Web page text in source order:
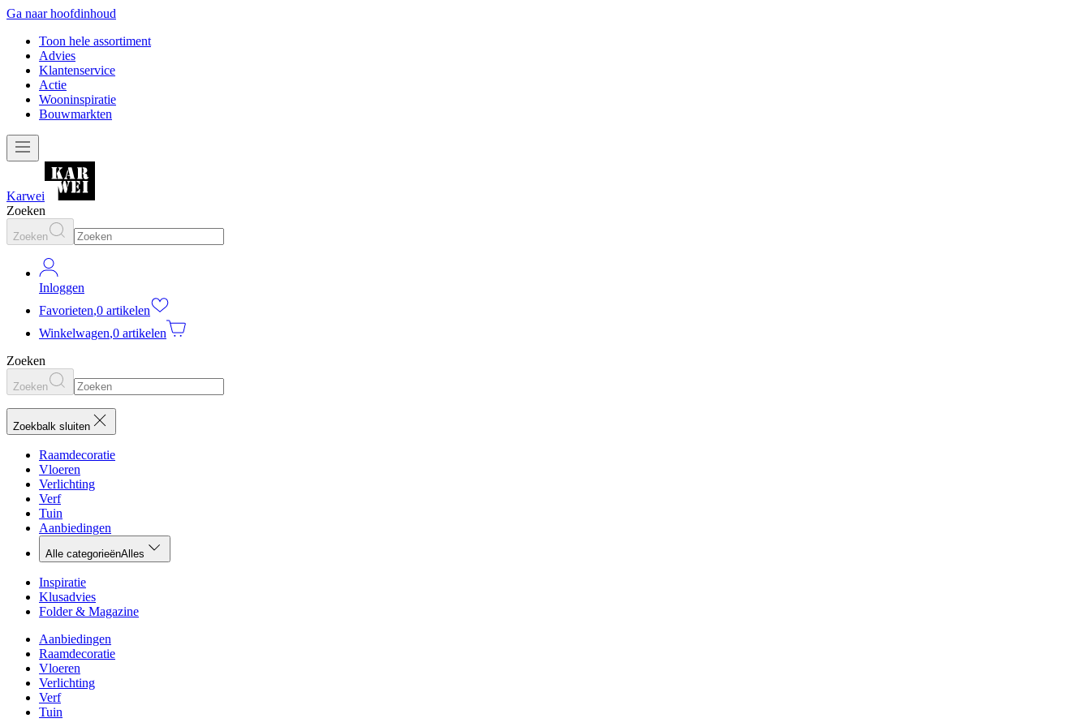
Ga naar hoofdinhoud
Toon hele assortiment
Advies
Klantenservice
Actie
Wooninspiratie
Bouwmarkten
Karwei
Zoeken
Zoeken
Inloggen
Favorieten,0 artikelen
Winkelwagen,0 artikelen
Zoeken
Zoeken
Zoekbalk sluiten
Raamdecoratie
Vloeren
Verlichting
Verf
Tuin
Aanbiedingen
Alle categorieënAlles
Inspiratie
Klusadvies
Folder & Magazine
Aanbiedingen
Raamdecoratie
Vloeren
Verlichting
Verf
Tuin